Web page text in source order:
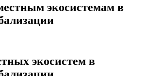
экосистемам в
экосистем в